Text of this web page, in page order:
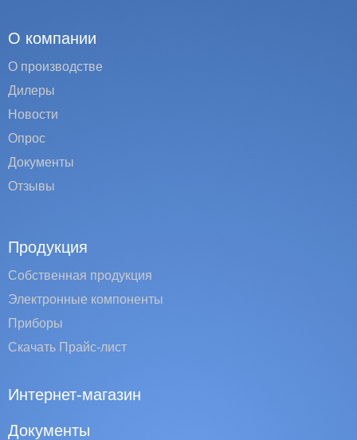
О компании
О производстве
Дилеры
Новости
Опрос
Документы
Отзывы
Продукция
Собственная продукция
Электронные компоненты
Приборы
Скачать Прайс-лист
Интернет-магазин
Документы